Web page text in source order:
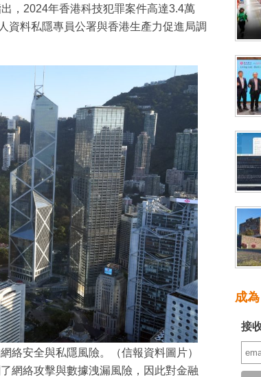
，2024年香港科技犯罪案件高達3.4萬
資料私隱專員公署與香港生產力促進局調
絡安全與私隱風險。（信報資料圖片）
網絡攻擊與數據洩漏風險，因此對金融
成為
接